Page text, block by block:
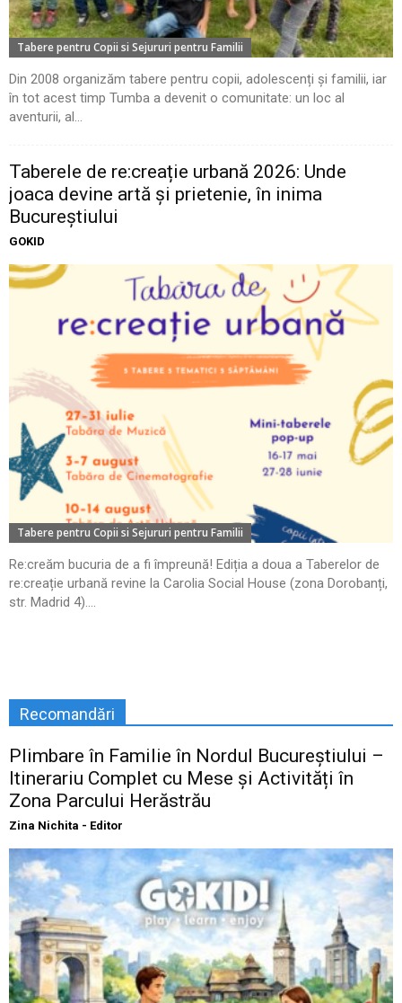
Tabere pentru Copii si Sejururi pentru Familii
Din 2008 organizăm tabere pentru copii, adolescenți și familii, iar
în tot acest timp Tumba a devenit o comunitate: un loc al
aventurii, al...
Taberele de re:creație urbană 2026: Unde
joaca devine artă și prietenie, în inima
Bucureștiului
GOKID
Tabere pentru Copii si Sejururi pentru Familii
Re:creăm bucuria de a fi împreună! Ediția a doua a Taberelor de
re:creație urbană revine la Carolia Social House (zona Dorobanți,
str. Madrid 4)....
Recomandări
Plimbare în Familie în Nordul Bucureștiului –
Itinerariu Complet cu Mese și Activități în
Zona Parcului Herăstrău
Zina Nichita - Editor